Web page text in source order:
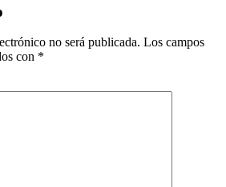
no será publicada. Los campos
con *